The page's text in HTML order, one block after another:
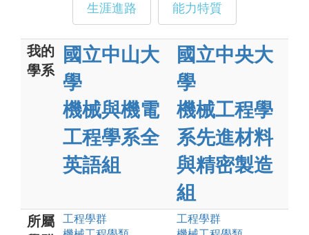
生涯進路 能力特質
我的
學系
國立中山大
學
機械與機電
工程學系全
英語組
國立中央大
學
機械工程學
系先進材料
與精密製造
組
所屬
工程學群
工程學群